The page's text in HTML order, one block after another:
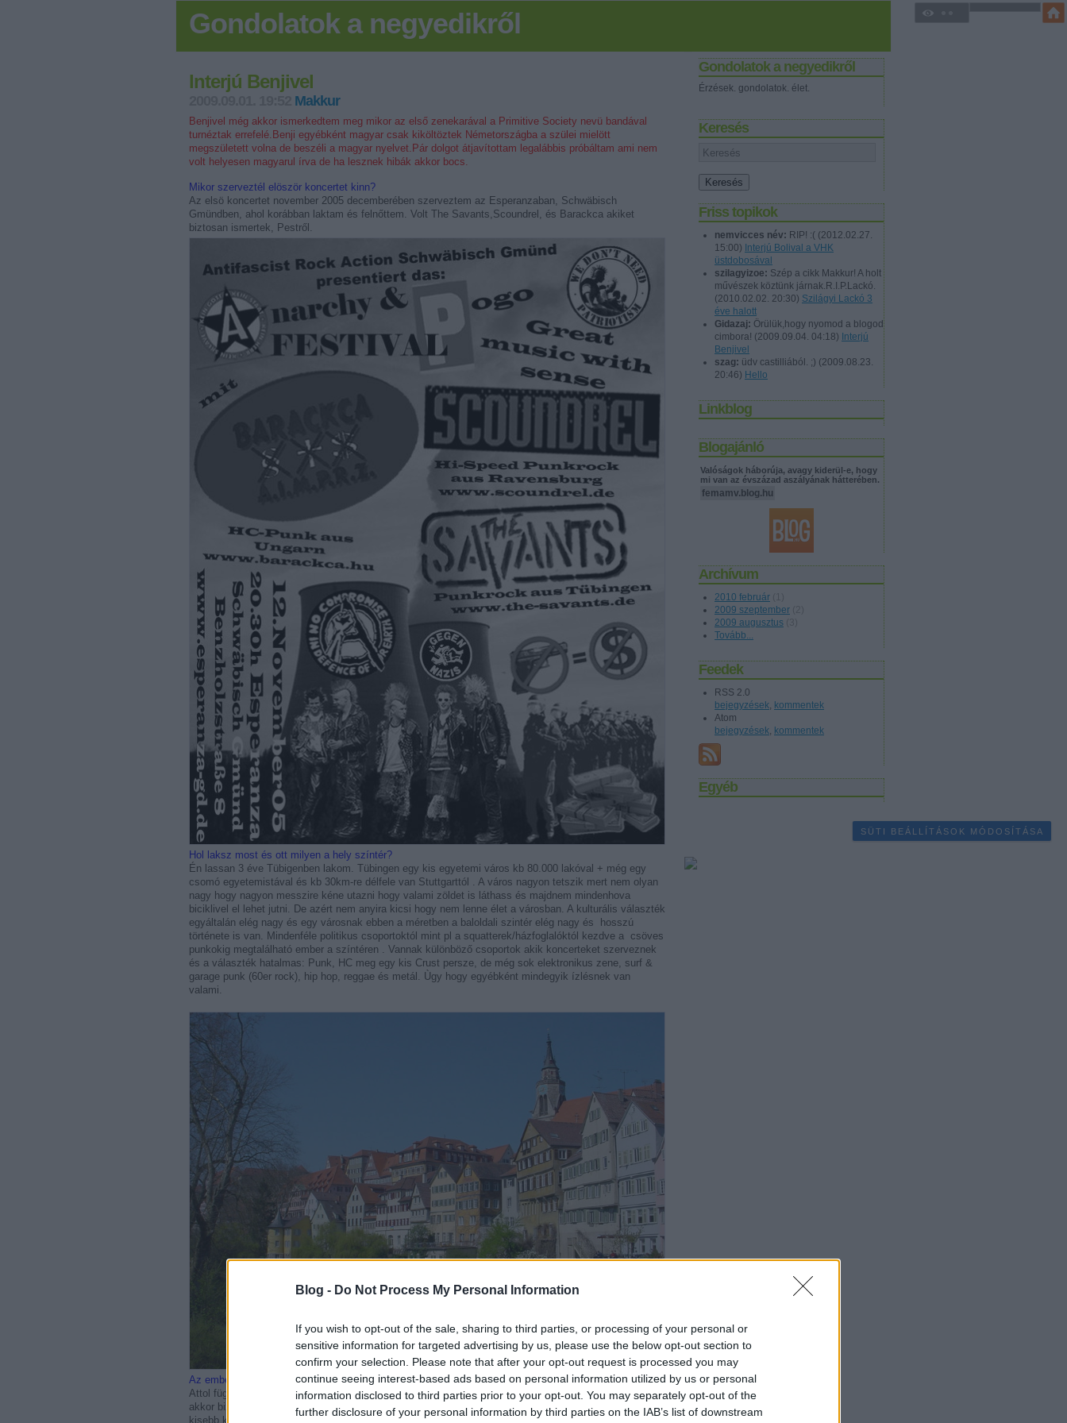
Blog - Do Not Process My Personal Information
If you wish to opt-out of the sale, sharing to third parties, or processing of your personal or
sensitive information for targeted advertising by us, please use the below opt-out section to
confirm your selection. Please note that after your opt-out request is processed you may
continue seeing interest-based ads based on personal information utilized by us or personal
information disclosed to third parties prior to your opt-out. You may separately opt-out of the
further disclosure of your personal information by third parties on the IAB’s list of downstream
Gondolatok a negyedikről
Gondolatok a negyedikről
Érzések. gondolatok. élet.
Keresés
Friss topikok
nemvicces név: RIP! :( (2012.02.27.
15:00) Interjú Bolival a VHK
üstdobosával
szilagyizoe: Szép a cikk Makkur! A holt
művészek köztünk járnak.R.I.P.Lackó.
(2010.02.02. 20:30) Szilágyi Lackó 3
éve halott
Gidazaj: Örülük,hogy nyomod a blogod
cimbora! (2009.09.04. 04:18) Interjú
Benjivel
szag: üdv castilliából. ;) (2009.08.23.
20:46) Hello
Linkblog
Blogajánló
Valóságok háborúja, avagy kiderül-e, hogy
mi van az évszázad aszályának hátterében.
femamv.blog.hu
Archívum
2010 február
2009 szeptember
2009 augusztus
Tovább...
Feedek
RSS 2.0
bejegyzések, kommentek
Atom
bejegyzések, kommentek
Egyéb
Interjú Benjivel
Makkur
Benjivel még akkor ismerkedtem meg mikor az első zenekarával a Primitive Society nevü bandával
turnéztak errefelé.Benji egyébként magyar csak kiköltöztek Németországba a szülei mielött
megszületett volna de beszéli a magyar nyelvet.Pár dolgot átjavítottam legalábbis próbáltam ami nem
volt helyesen magyarul írva de ha lesznek hibák akkor bocs.
Mikor szerveztél elöször koncertet kinn?
Az elsö koncertet november 2005 decemberében szerveztem az Esperanzaban, Schwäbisch
Gmündben, ahol korábban laktam és felnőttem. Volt The Savants,Scoundrel, és Barackca akiket
biztosan ismertek, Pestről.
Hol laksz most és ott milyen a hely színtér?
Én lassan 3 éve Tübigenben lakom. Tübingen egy kis egyetemi város kb 80.000 lakóval + még egy
csomó egyetemistával és kb 30km-re délfele van Stuttgarttól . A város nagyon tetszik mert nem olyan
nagy hogy nagyon messzire kéne utazni hogy valami zöldet is láthass és majdnem mindenhova
biciklivel el lehet jutni. De azért nem anyira kicsi hogy nem lenne élet a városban. A kulturális választék
egyáltalán elég nagy és egy városnak ebben a méretben a baloldali szintér elég nagy és hosszú
története is van. Mindenféle politikus csoportoktól mint pl a squatterek/házfoglalóktól kezdve a csöves
punkokig megtalálható ember a színtéren . Vannak különböző csoportok akik koncerteket szerveznek
és a választék hatalmas: Punk, HC meg egy kis Crust persze, de még sok elektronikus zene, surf &
garage punk (60er rock), hip hop, reggae és metál. Ùgy hogy egyébként mindegyik ízlésnek van
valami.
Az emberek felétek elutaznak egy jobb koncertért 2-300 kilómétert?
Attol függ persze hogy ki játszik. Ha egy híres együtes csak egy pár koncertet játszik Európában
akkor biztos hogy vannak emberek akik elutaznának még berlinbe is ami kb 600km-re van innen. De
kisebb koncertekre nem szoktak ilyen távolra elutazni. Biztosan azért mert elég nagy a koncert
SÜTI BEÁLLÍTÁSOK MÓDOSÍTÁSA